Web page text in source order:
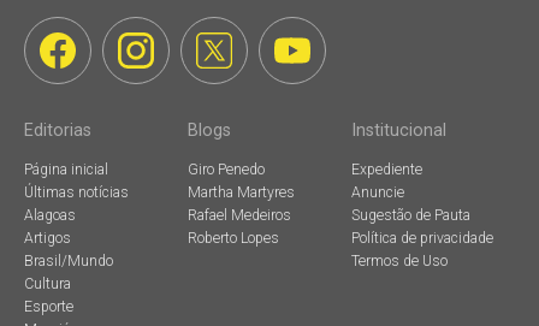
Editorias
Página inicial
Últimas notícias
Alagoas
Artigos
Brasil/Mundo
Cultura
Esporte
Blogs
Giro Penedo
Martha Martyres
Rafael Medeiros
Roberto Lopes
Institucional
Expediente
Anuncie
Sugestão de Pauta
Política de privacidade
Termos de Uso